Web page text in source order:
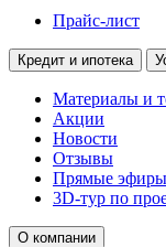
Прайс-лист
Кредит и ипотека
Материалы и
Акции
Новости
Отзывы
Прямые эфиры
3D-тур по
О компании